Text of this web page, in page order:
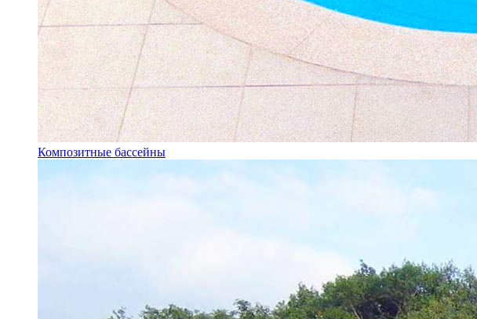
Композитные бассейны